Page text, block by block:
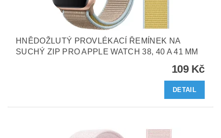
HNĚDOŽLUTÝ PROVLÉKACÍ ŘEMÍNEK NA
SUCHÝ ZIP PRO APPLE WATCH 38, 40 A 41 MM
109 Kč
DETAIL